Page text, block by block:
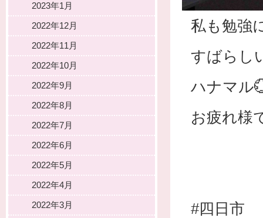
私も勉強
すばらし
ハナマル
お疲れ様
#四日市
2023年1月
2022年12月
2022年11月
2022年10月
2022年9月
2022年8月
2022年7月
2022年6月
2022年5月
2022年4月
2022年3月